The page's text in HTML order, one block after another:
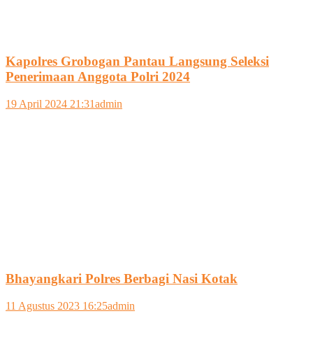
Kapolres Grobogan Pantau Langsung Seleksi
Penerimaan Anggota Polri 2024
19 April 2024 21:31admin
Bhayangkari Polres Berbagi Nasi Kotak
11 Agustus 2023 16:25admin